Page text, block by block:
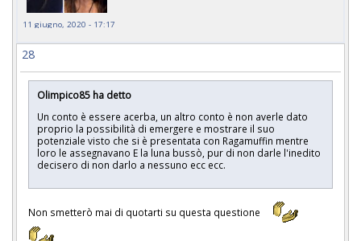
11 giugno, 2020 - 17:17
28
Olimpico85 ha detto
Un conto è essere acerba, un altro conto è non averle dato
proprio la possibilità di emergere e mostrare il suo
potenziale visto che si è presentata con Ragamuffin mentre
loro le assegnavano E la luna bussò, pur di non darle l'inedito
decisero di non darlo a nessuno ecc ecc.
Non smetterò mai di quotarti su questa questione